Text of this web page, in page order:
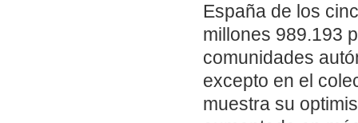
España de los
millones 989.193
comunidades
excepto en el
muestra su